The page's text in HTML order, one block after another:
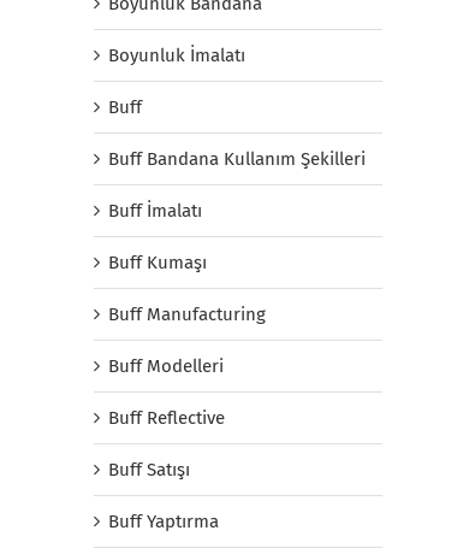
Boyunluk İmalatı
Buff
Buff Bandana Kullanım Şekilleri
Buff İmalatı
Buff Kumaşı
Buff Manufacturing
Buff Modelleri
Buff Reflective
Buff Satışı
Buff Yaptırma